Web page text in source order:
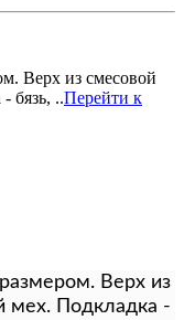
Верх из смесовой
бязь, ..Перейти к
Верх из
мех. Подкладка -